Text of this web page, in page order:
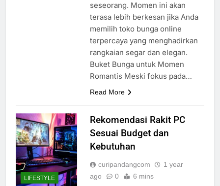
seseorang. Momen ini akan
terasa lebih berkesan jika Anda
memilih toko bunga online
terpercaya yang menghadirkan
rangkaian segar dan elegan.
Buket Bunga untuk Momen
Romantis Meski fokus pada…
Read More
LIFESTYLE
Rekomendasi Rakit PC
Sesuai Budget dan
Kebutuhan
curipandangcom
1 year
ago
0 6 mins